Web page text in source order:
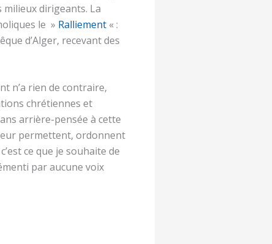
dirigeants. La
le » Ralliement « :
d’Alger, recevant des
n’a rien de contraire,
chrétiennes et
arrière-pensée à cette
permettent, ordonnent
ce que je souhaite de
par aucune voix